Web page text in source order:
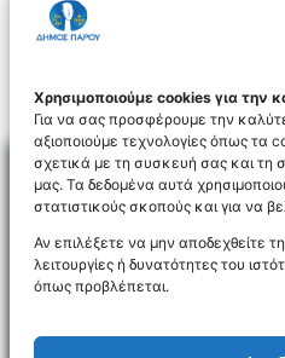
Χρησιμοποιούμε cookies για την
Για να σας προσφέρουμε την
αξιοποιούμε τεχνολογίες όπως τα
σχετικά με τη συσκευή σας και τη
μας. Τα δεδομένα αυτά
στατιστικούς σκοπούς και για να
Αν επιλέξετε να μην αποδεχθείτε
λειτουργίες ή δυνατότητες του
όπως προβλέπεται.
561.2005_id76